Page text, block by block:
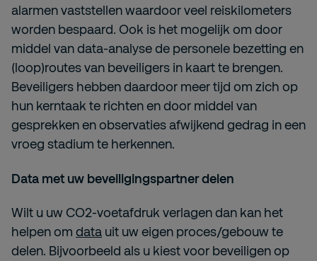
alarmen vaststellen waardoor veel reiskilometers
worden bespaard. Ook is het mogelijk om door
middel van data-analyse de personele bezetting en
(loop)routes van beveiligers in kaart te brengen.
Beveiligers hebben daardoor meer tijd om zich op
hun kerntaak te richten en door middel van
gesprekken en observaties afwijkend gedrag in een
vroeg stadium te herkennen.
Data met uw beveiligingspartner delen
Wilt u uw CO2-voetafdruk verlagen dan kan het
helpen om data uit uw eigen proces/gebouw te
delen. Bijvoorbeeld als u kiest voor beveiligen op